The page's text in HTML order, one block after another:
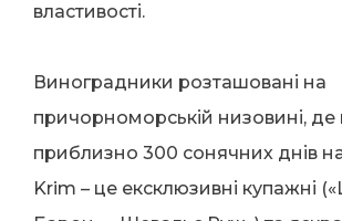
властивості.
Виноградники розташовані на
причорноморській низовині, де
приблизно 300 сонячних днів на
Krim – це ексклюзивні купажні